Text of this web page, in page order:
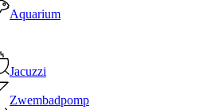
Aquarium
Jacuzzi
Zwembadpomp